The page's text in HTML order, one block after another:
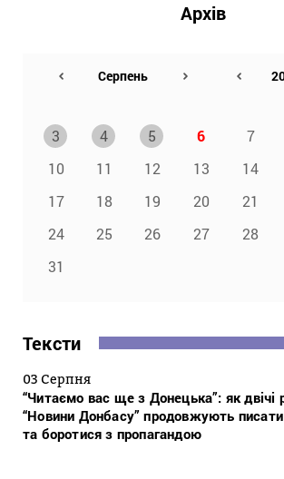
Архів
3
4 5 6 7
10
11 12 13 14
17
18 19 20 21
24
25 26 27 28
31
Тексти
03 Серпня
“Читаємо вас ще з Донецька”: як двічі
“Новини Донбасу” продовжують
та боротися з пропагандою